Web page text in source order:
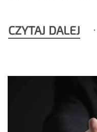
CZYTAJ DALEJ